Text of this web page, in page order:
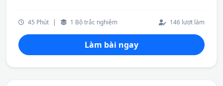
45 Phút | 1 Bộ trắc nghiệm 146 lượt làm
Làm bài ngay